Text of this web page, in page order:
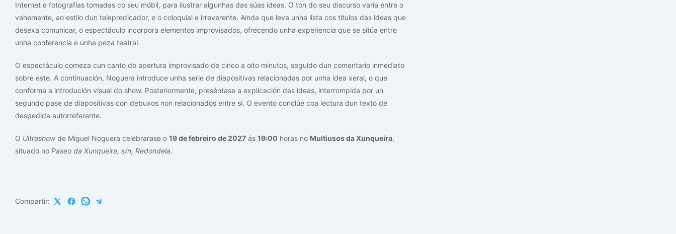
Internet e fotografías tomadas co seu móbil, para ilustrar algunhas das súas ideas. O ton do seu discurso varía entre o
vehemente, ao estilo dun telepredicador, e o coloquial e irreverente. Aínda que leva unha lista cos títulos das ideas que
desexa comunicar, o espectáculo incorpora elementos improvisados, ofrecendo unha experiencia que se sitúa entre
unha conferencia e unha peza teatral.
O espectáculo comeza cun canto de apertura improvisado de cinco a oito minutos, seguido dun comentario inmediato
sobre este. A continuación, Noguera introduce unha serie de diapositivas relacionadas por unha idea xeral, o que
conforma a introdución visual do show. Posteriormente, preséntase a explicación das ideas, interrompida por un
segundo pase de diapositivas con debuxos non relacionados entre si. O evento conclúe coa lectura dun texto de
despedida autorreferente.
O Ultrashowde Miguel Noguera celebrarase o 19 de febreiro de 2027 ás 19:00 horas no Multiusos da Xunqueira,
situado no Paseo da Xunqueira, s/n, Redondela.
Compartir: